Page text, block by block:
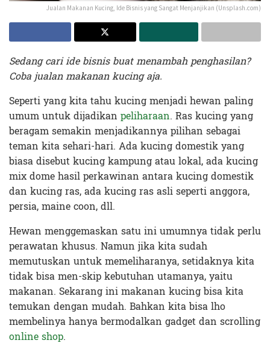
Jualan Makanan Kucing, Ide Bisnis yang Sangat Menjanjikan (Unsplash.com)
Sedang cari ide bisnis buat menambah penghasilan?
Coba jualan makanan kucing aja.
Seperti yang kita tahu kucing menjadi hewan paling
umum untuk dijadikan peliharaan. Ras kucing yang
beragam semakin menjadikannya pilihan sebagai
teman kita sehari-hari. Ada kucing domestik yang
biasa disebut kucing kampung atau lokal, ada kucing
mix dome hasil perkawinan antara kucing domestik
dan kucing ras, ada kucing ras asli seperti anggora,
persia, maine coon, dll.
Hewan menggemaskan satu ini umumnya tidak perlu
perawatan khusus. Namun jika kita sudah
memutuskan untuk memeliharanya, setidaknya kita
tidak bisa men-skip kebutuhan utamanya, yaitu
makanan. Sekarang ini makanan kucing bisa kita
temukan dengan mudah. Bahkan kita bisa lho
membelinya hanya bermodalkan gadget dan scrolling
online shop.